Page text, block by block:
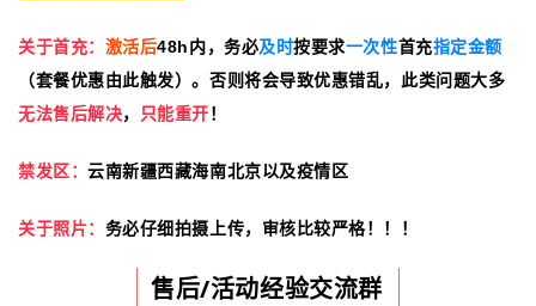
关于首充： 激活后48h内，务必及时按要求一次性首充指定金额
（套餐优惠由此触发）。否则将会导致优惠错乱，此类问题大多
无法售后解决， 只能重开！
禁发区：云南新疆西藏海南北京以及疫情区
关于照片： 务必仔细拍摄上传，审核比较严格！！！
售后/活动经验交流群